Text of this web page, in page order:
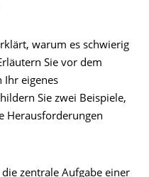
warum es schwierig
Sie vor dem
Ihr eigenes
Sie zwei Beispiele,
Herausforderungen
zentrale Aufgabe einer